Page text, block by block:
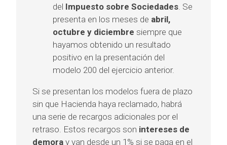
del Impuesto sobre Sociedades. Se
presenta en los meses de abril,
octubre y diciembre siempre que
hayamos obtenido un resultado
positivo en la presentación del
modelo 200 del ejercicio anterior.
Si se presentan los modelos fuera de plazo
sin que Hacienda haya reclamado, habrá
una serie de recargos adicionales por el
retraso. Estos recargos son intereses de
demora y van desde un 1% si se paga en el